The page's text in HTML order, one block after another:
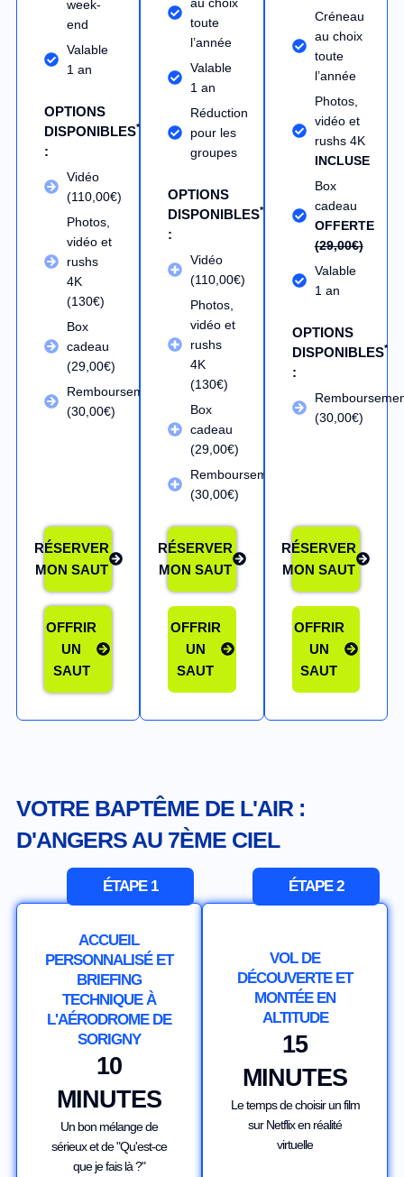
week-
end
Valable
1 an
OPTIONS
DISPONIBLES*
:
Vidéo
(110,00€)
Photos,
vidéo et
rushs
4K
(130€)
Box
cadeau
(29,00€)
Remboursement
(30,00€)
RÉSERVER
MON SAUT
OFFRIR
UN
SAUT
toute
l’année
Valable
1 an
Réduction
pour les
groupes
OPTIONS
DISPONIBLES*
:
Vidéo
(110,00€)
Photos,
vidéo et
rushs
4K
(130€)
Box
cadeau
(29,00€)
Remboursement
(30,00€)
RÉSERVER
MON SAUT
OFFRIR
UN
SAUT
Créneau
au choix
toute
l’année
Photos,
vidéo et
rushs 4K
INCLUSE
Box
cadeau
OFFERTE
(29,00€)
Valable
1 an
OPTIONS
DISPONIBLES*
:
(30,00€)
RÉSERVER
MON SAUT
OFFRIR
UN
SAUT
VOTRE BAPTÊME DE L'AIR :
D'ANGERS AU 7ÈME CIEL
ÉTAPE 1
ACCUEIL
PERSONNALISÉ ET
BRIEFING
TECHNIQUE À
L'AÉRODROME DE
SORIGNY
10
MINUTES
Un bon mélange de
sérieux et de "Qu'est-ce
que je fais là ?"
ÉTAPE 2
VOL DE
DÉCOUVERTE ET
MONTÉE EN
ALTITUDE
15
MINUTES
Le temps de choisir un film
sur Netflix en réalité
virtuelle